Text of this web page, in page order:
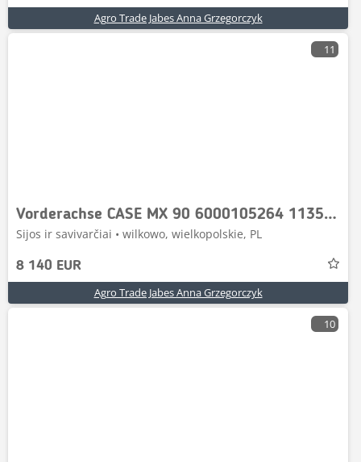
Agro Trade Jabes Anna Grzegorczyk
11
Vorderachse CASE MX 90 6000105264 11354 3785571M1
Sijos ir savivarčiai • wilkowo, wielkopolskie, PL
8 140 EUR
Agro Trade Jabes Anna Grzegorczyk
10